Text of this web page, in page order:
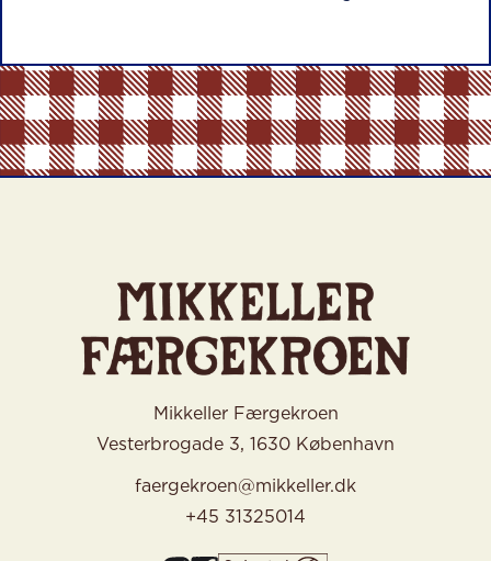
Mikkeller Færgekroen
Vesterbrogade 3, 1630 København
faergekroen@mikkeller.dk
+45 31325014